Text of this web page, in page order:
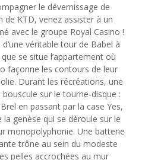
le dévernissage de
de KTD, venez assister à un
avec le groupe Royal Casino !
d’une véritable tour de Babel à
se situe l’appartement où
façonne les contours de leur
Durant les récréations, une
sur le tourne-disque :
en passant par la case Yes,
la genèse qui se déroule sur le
monopolyphonie. Une batterie
trône au sein du modeste
pelles accrochées au mur